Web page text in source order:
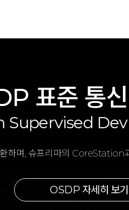
표준 통
Supervised
며, 슈프리마의 CoreStation
OSDP 자세히 보기